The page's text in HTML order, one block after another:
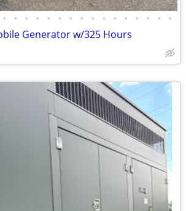
• • • • • • • • • • • • • • • •
Generator w/325 Hours